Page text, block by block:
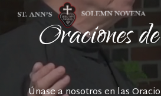
Oraciones
Únase a nosotros en las